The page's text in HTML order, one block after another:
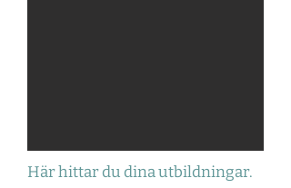
Här hittar du dina utbildningar.